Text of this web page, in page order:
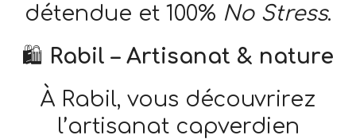
détendue et 100% No Stress.
🛍️ Rabil – Artisanat & nature
À Rabil, vous découvrirez
l’artisanat capverdien